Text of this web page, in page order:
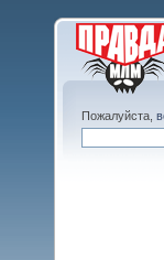
Пожалуйста,